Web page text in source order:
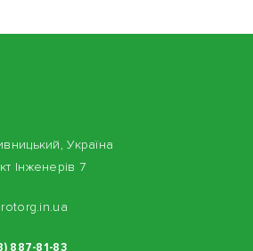
Україна
Інженерів 7
887-81-83